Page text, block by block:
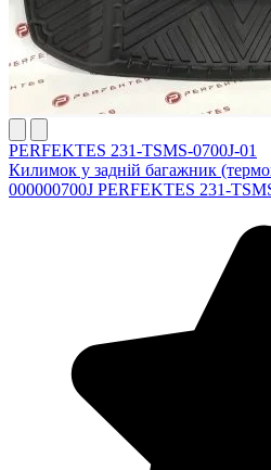
PERFEKTES 231-TSMS-0700J-01
Килимок у задній багажник
000000700J PERFEKTES 231-